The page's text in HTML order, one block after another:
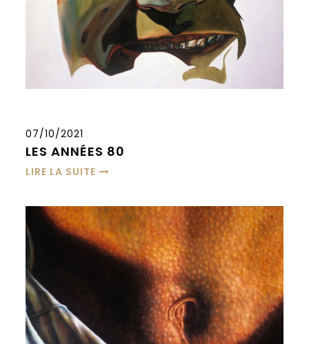
07/10/2021
LES ANNÉES 80
LIRE LA SUITE